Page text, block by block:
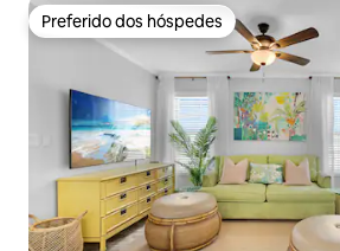
Preferido dos hóspedes
Preferido dos hóspedes